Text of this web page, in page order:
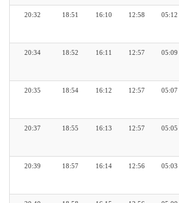
05:12
12:58
16:10
18:51
20:32
05:09
12:57
16:11
18:52
20:34
05:07
12:57
16:12
18:54
20:35
05:05
12:57
16:13
18:55
20:37
05:03
12:56
16:14
18:57
20:39